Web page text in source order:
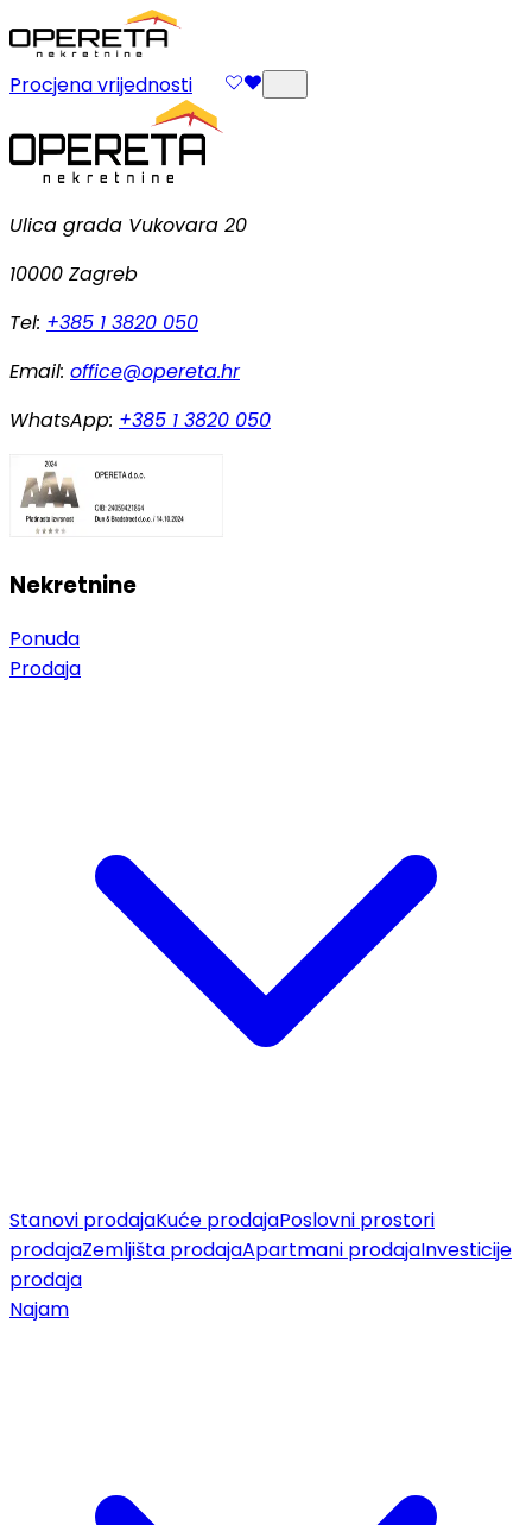
Procjena vrijednosti
Ulica grada Vukovara 20
10000 Zagreb
Tel: +385 1 3820 050
Email: office@opereta.hr
WhatsApp: +385 1 3820 050
Nekretnine
Ponuda
Prodaja
Stanovi prodajaKuće prodajaPoslovni prostori
prodajaZemljišta prodajaApartmani prodajaInvesticije
prodaja
Najam